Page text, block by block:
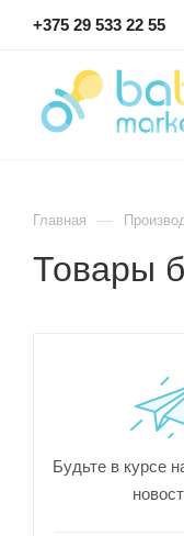
+375 29 533 22 55
Главная —
Товары
Будьте в курсе